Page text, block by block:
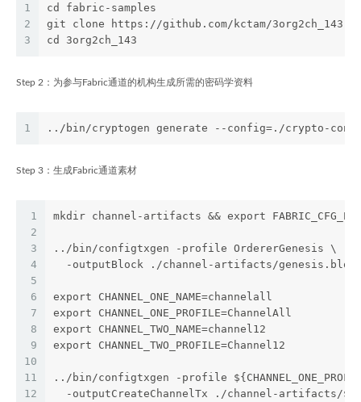
1
2
3
cd fabric-samples
git clone https://github.com/kctam/
cd 3org2ch_143
Step 2：为参与Fabric通道的机构生成所需的密码学资料
1 ../bin/cryptogen generate --config=./crypto-
Step 3：生成Fabric通道素材
1
2
3
4
5
6
7
8
9
10
11
12
mkdir channel-artifacts && export
../bin/configtxgen -profile OrdererGenesis \
-outputBlock ./channel-artifacts/
export CHANNEL_ONE_NAME=channelall
export CHANNEL_ONE_PROFILE=ChannelAll
export CHANNEL_TWO_NAME=channel12
export CHANNEL_TWO_PROFILE=Channel12
../bin/configtxgen -profile
-outputCreateChannelTx ./channel-artifacts/